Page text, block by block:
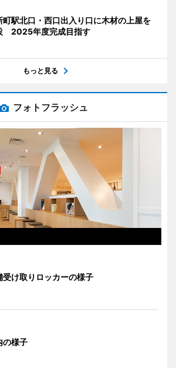
町駅北口・西口出入り口に木材の上屋を
2025年度完成目指す
もっと見る
フォトフラッシュ
受け取りロッカーの様子
の様子